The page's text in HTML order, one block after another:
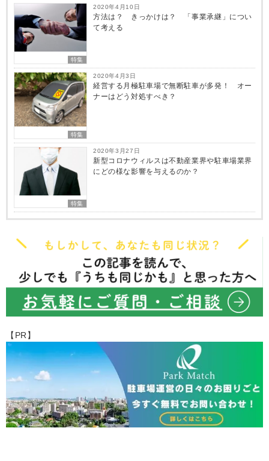
特集
2020年4月10日
方法は？ きっかけは？ 「事業承継」につい
て考える
特集
2020年4月3日
経営する月極駐車場で無断駐車が多発！ オー
ナーはどう対処すべき？
特集
2020年3月27日
新型コロナウィルスは不動産業界や駐車場業界
にどの様な影響を与えるのか？
【PR】